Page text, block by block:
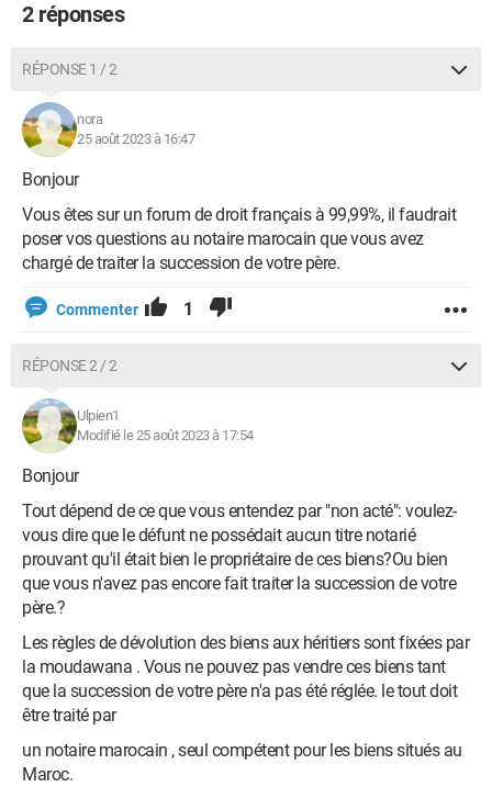
2 réponses
RÉPONSE 1 / 2
nora
25 août 2023 à 16:47
Bonjour
Vous êtes sur un forum de droit français à 99,99%, il faudrait
poser vos questions au notaire marocain que vous avez
chargé de traiter la succession de votre père.
Commenter 1
RÉPONSE 2 / 2
Ulpien1
Modifié le 25 août 2023 à 17:54
Bonjour
Tout dépend de ce que vous entendez par "non acté": voulez-
vous dire que le défunt ne possédait aucun titre notarié
prouvant qu'il était bien le propriétaire de ces biens?Ou bien
que vous n'avez pas encore fait traiter la succession de votre
père.?
Les règles de dévolution des biens aux héritiers sont fixées par
la moudawana . Vous ne pouvez pas vendre ces biens tant
que la succession de votre père n'a pas été réglée. le tout doit
être traité par
un notaire marocain , seul compétent pour les biens situés au
Maroc.